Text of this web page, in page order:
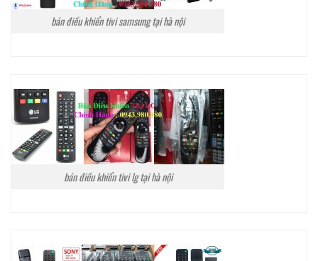
bán điều khiển tivi samsung tại hà nội
bán điều khiển tivi lg tại hà nội